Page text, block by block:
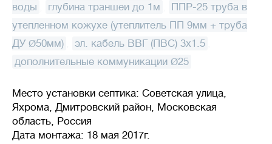
воды
глубина траншеи до 1м
ППР-25 труба в
утепленном кожухе (утеплитель ПП 9мм + труба
ДУ Ø50мм)
эл. кабель ВВГ (ПВС) 3x1.5
дополнительные коммуникации Ø25
Место установки септика: Советская улица,
Яхрома, Дмитровский район, Московская
область, Россия
Дата монтажа: 18 мая 2017г.